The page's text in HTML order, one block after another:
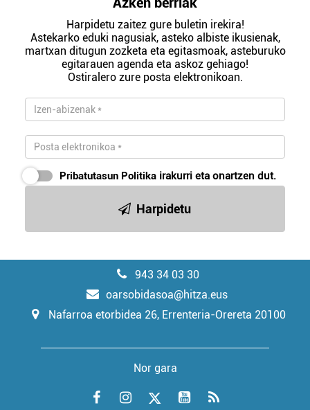
Harpidetu zaitez gure buletin irekira!
Astekarko eduki nagusiak, asteko albiste ikusienak,
martxan ditugun zozketa eta egitasmoak, asteburuko
egitarauen agenda eta askoz gehiago!
Ostiralero zure posta elektronikoan.
Pribatutasun Politika irakurri eta onartzen dut.
Harpidetu
943 34 03 30
oarsobidasoa@hitza.eus
Nafarroa etorbidea 26, Errenteria-Orereta 20100
Nor gara